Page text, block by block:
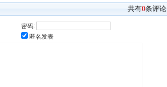
共有0条评论
密码:
匿名发表